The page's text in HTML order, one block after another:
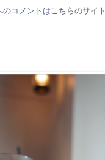
コメントはこちらのサイト